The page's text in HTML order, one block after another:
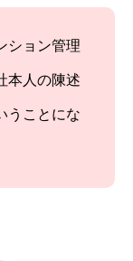
ション管理
本人の陳述
うことにな